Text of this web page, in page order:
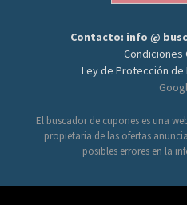
Contacto: info @
Condiciones
Ley de Protección de
El buscador de cupones es una
propietaria de las ofertas
posibles errores en la